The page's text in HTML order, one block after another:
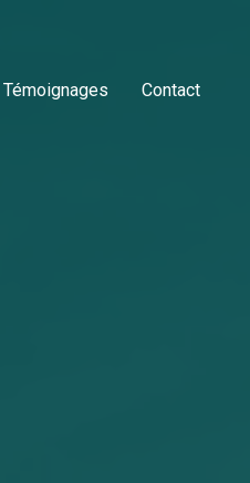
Témoignages Contact